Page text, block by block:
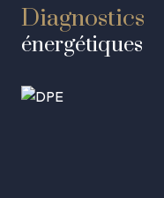
Diagnostics
énergétiques